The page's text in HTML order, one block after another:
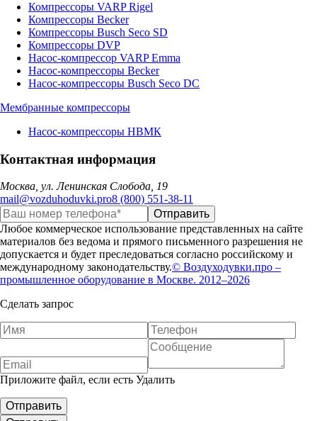
Компрессоры VARP Rigel
Компрессоры Becker
Компрессоры Busch Seco SD
Компрессоры DVP
Насос-компрессор VARP Emma
Насос-компрессоры Becker
Насос-компрессоры Busch Seco DC
Мембранные компрессоры
Насос-компрессоры НВМК
Контактная информация
Москва, ул. Ленинская Слобода, 19
mail@vozduhoduvki.pro8 (800) 551-38-11
Любое коммерческое использование представленных на сайте
материалов без ведома и прямого письменного разрешения не
допускается и будет преследоваться согласно российскому и
международному законодательству.© Воздуходувки.про –
промышленное оборудование в Москве. 2012–2026
Сделать запрос
Приложите файл, если есть Удалить